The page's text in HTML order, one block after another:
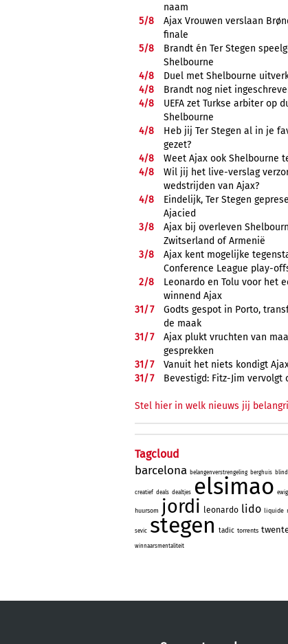
naam
5/8
Ajax Vrouwen verslaan
finale
5/8
Brandt én Ter Stegen
Shelbourne
4/8
Duel met Shelbourne
4/8
Brandt nog niet
4/8
UEFA zet Turkse arbiter op
Shelbourne
4/8
Heb jij Ter Stegen al in je
gezet?
4/8
Weet Ajax ook Shelbourne
4/8
Wil jij het live-verslag
wedstrijden van Ajax?
4/8
Eindelijk, Ter Stegen
Ajacied
3/8
Ajax bij overleven
Zwitserland of Armenië
3/8
Ajax kent mogelijke
Conference League play-
2/8
Leonardo en Tolu voor het
winnend Ajax
31/7
Godts gespot in Porto,
de maak
31/7
Ajax plukt vruchten van
gesprekken
31/7
Vanuit het niets kondigt
31/7 Bevestigd: Fitz-Jim vervolgt
Stel hier in welk nieuws jij
Tagcloud
barcelona belangenverstrengeling berghuis blind
creatief deals dealtjes elsimao
huursom jordi leonardo lido liquide
sevic stegen tadic torrents
winnaarsmentaliteit